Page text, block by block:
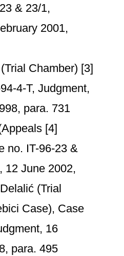
& 23/1,
2001,
(Trial Chamber)
4-T, Judgment,
para. 731.
(Appeals
no. IT-96-23 &
12 June 2002,
(Trial
Case), Case
16
para. 495.